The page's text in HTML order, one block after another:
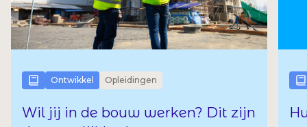
Ontwikkel Opleidingen
Wil jij in de bouw werken? Dit zijn